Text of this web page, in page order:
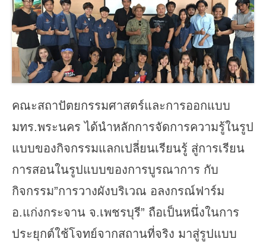
คณะสถาปัตยกรรมศาสตร์และการออกแบบ
มทร.พระนคร ได้นำหลักการจัดการความรู้ในรูป
แบบของกิจกรรมแลกเปลี่ยนเรียนรู้ สู่การเรียน
การสอนในรูปแบบของการบูรณาการ กับ
กิจกรรม”การวางผังบริเวณ อลงกรณ์ฟาร์ม
อ.แก่งกระจาน จ.เพชรบุรี” ถือเป็นหนึ่งในการ
ประยุกต์ใช้โจทย์จากสถานที่จริง มาสู่รูปแบบ